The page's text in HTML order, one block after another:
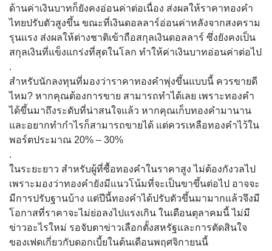
ด้านค่าเงินบาทก็ยังคงอ่อนค่าต่อเนื่อง ส่งผลให้ราคาทองคำ
ไทยปรับตัวสูงขึ้น ขณะที่เงินดอลลาร์อ่อนค่าหลังจากสงคราม
รุนแรง ส่งผลให้ต่างชาติเข้าถือสกุลเงินดอลลาร์ ซึ่งยังคงเป็น
สกุลเงินที่แข็งแกร่งที่สุดในโลก ทำให้ค่าเงินบาทอ่อนค่าต่อไป
.
สำหรับนักลงทุนที่มองว่าราคาทองคำพุ่งขึ้นแบบนี้ ควรขายดี
ไหม? หากคุณต้องการขาย สามารถทำได้เลย เพราะทองคำ
ได้ขึ้นมาถึงระดับที่น่าสนใจแล้ว หากคุณเก็บทองคำมานาน
และอยากทำกำไรก็สามารถขายได้ แต่ควรเหลือทองคำไว้ใน
พอร์ตประมาณ 20% – 30%
.
ในระยะยาว สำหรับผู้ที่ซื้อทองคำในราคาสูง ไม่ต้องกังวลไป
เพราะมองว่าทองคำยังมีแนวโน้มที่จะเป็นขาขึ้นต่อไป อาจจะ
มีการปรับฐานบ้าง แต่ปีนี้ทองคำได้ปรับตัวขึ้นมามากแล้วจึงมี
โอกาสที่ราคาจะไม่ย่อลงไปแรงเกิน ในเดือนตุลาคมนี้ ไม่มี
ข่าวอะไรใหม่ รอจับตาข่าวเลือกตั้งสหรัฐและการตัดสินใจ
ของเฟดเกี่ยวกับดอกเบี้ยในต้นเดือนพฤศจิกายนนี้